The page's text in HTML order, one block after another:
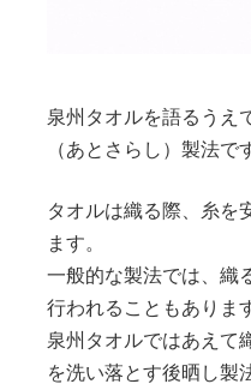
泉州タオルを語るうえ
（あとさらし）製法で
タオルは織る際、糸を
ます。
一般的な製法では、織
行われることもありま
泉州タオルではあえて
を洗い落とす後晒し製